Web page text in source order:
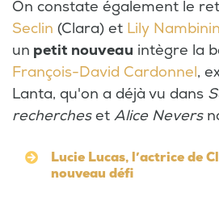
On constate également le
Seclin (Clara) et Lily
un petit nouveau intègre la
François-David Cardonnel,
Lanta, qu'on a déjà vu dans
rechercheset Alice Nevers
Lucie Lucas, l’actrice de
nouveau défi